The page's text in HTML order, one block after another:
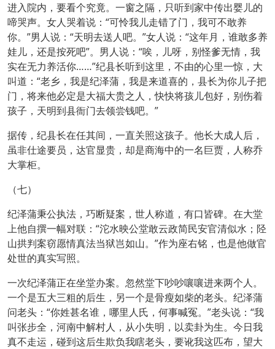
进入院内，要看个究竟。一窗之隔，只听到家中传出婴儿的
啼哭声。女人哭着说：“可怜我儿走错了门，我可不敢养
你。”男人说：“天明去送人吧。”女人说：“这年月，谁敢多养
娃儿，还是按死吧”。男人说：“唉，儿呀，别怪爹无情，我
实在无力养活你……”纪县长听到这里，不由的心里一惊，大
叫道：“老乡，我是纪泽蒲，我是来道喜的，县长为你儿子把
门，将来他必定是大福大贵之人，快快将孩儿包好，别伤着
孩子，天明到县衙门去领尝钱吧。”
据传，纪县长在任其间，一直关照这孩子。他长大成人后，
虽非仕途要员，达官显贵，却是商海中的一名巨贾，人称乔
大掌柜。
（七）
纪泽蒲秉公执法，巧断疑案，世人称道，有口皆碑。在大堂
上他自撰一幅对联：“沱水映公堂敢云政简民安官清似水；陉
山拱判案窃愿情真法当狱岂如山。”作为座右铭，也是他做官
处世的真实写照。
一次纪泽蒲正在坐堂办案。忽然堂下吵吵嚷嚷进来两个人。
一个是五大三粗的后生，另一个是骨瘦如柴的老头。纪泽蒲
问老头：“你姓甚名谁，哪里人氏，何事喊冤。”老头说：“我
叫张步全，河南中解村人，从小失明，以卖卦为生。今日我
真不走运，碰到这后生欺负我瞎老头，要讹我这匹布，望大